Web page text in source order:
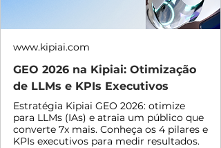
www.kipiai.com
GEO 2026 na Kipiai: Otimização
de LLMs e KPIs Executivos
Estratégia Kipiai GEO 2026: otimize
para LLMs (IAs) e atraia um público que
converte 7x mais. Conheça os 4 pilares e
KPIs executivos para medir resultados.